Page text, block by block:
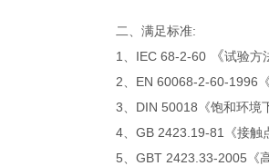
二、满足标准:
1、IEC 68-2-60
《试验方
2、EN 60068-2-60-1996
3、DIN 50018《饱和环境
4、GB 2423.19-81《接触
5、GBT 2423.33-2005《